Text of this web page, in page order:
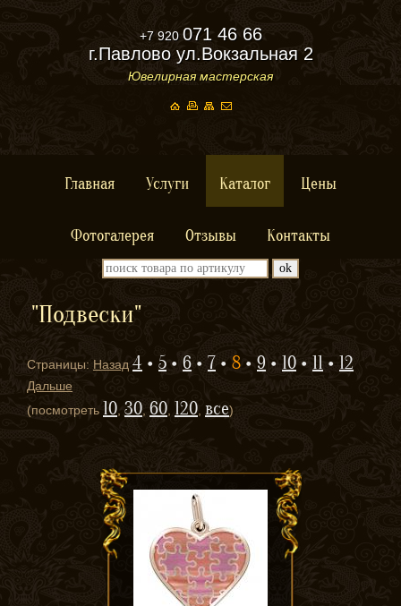
Главная Услуги Каталог Цены
Фотогалерея Отзывы Контакты
"Подвески"
Страницы: Назад 4 5 6 7 8 9 10 11 12
Дальше
(посмотреть 10 30 60 120 все)
+7 920 071 46 66
г.Павлово ул.Вокзальная 2
Ювелирная мастерская